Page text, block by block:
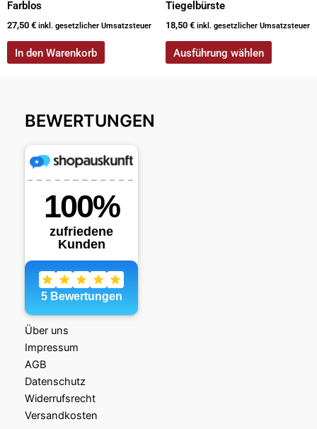
Farblos
27,50 € inkl. gesetzlicher Umsatzsteuer
In den Warenkorb
Tiegelbürste
18,50 € inkl. gesetzlicher Umsatzsteuer
Ausführung wählen
BEWERTUNGEN
Über uns
Impressum
AGB
Datenschutz
Widerrufsrecht
Versandkosten